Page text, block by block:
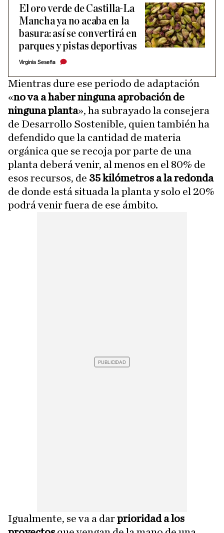
El oro verde de Castilla-La
Mancha ya no acaba en la
basura: así se convertirá en
parques y pistas deportivas
Virginia Seseña
Mientras dure ese periodo de adaptación
«no va a haber ninguna aprobación de
ninguna planta», ha subrayado la consejera
de Desarrollo Sostenible, quien también ha
defendido que la cantidad de materia
orgánica que se recoja por parte de una
planta deberá venir, al menos en el 80% de
esos recursos, de 35 kilómetros a la redonda
de donde está situada la planta y solo el 20%
podrá venir fuera de ese ámbito.
Igualmente, se va a darprioridad a los